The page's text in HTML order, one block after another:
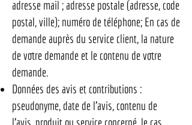
adresse mail ; adresse postale (adresse, code
postal, ville); numéro de téléphone; En cas de
demande auprès du service client, la nature
de votre demande et le contenu de votre
demande.
Données des avis et contributions :
pseudonyme, date de l’avis, contenu de